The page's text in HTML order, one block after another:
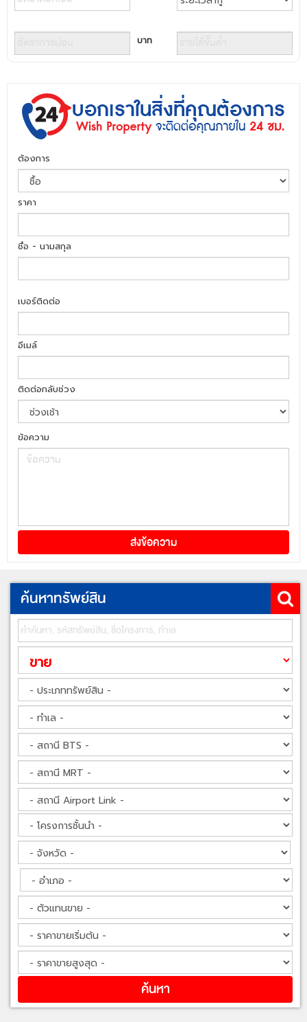
บาท
ต้องการ
ราคา
ชื่อ - นามสกุล
เบอร์ติดต่อ
อีเมล์
ติดต่อกลับช่วง
ข้อความ
ค้นหาทรัพย์สิน